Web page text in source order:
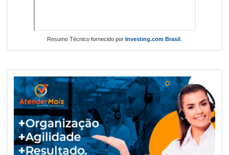
Resumo Técnico fornecido por Investing.com Brasil